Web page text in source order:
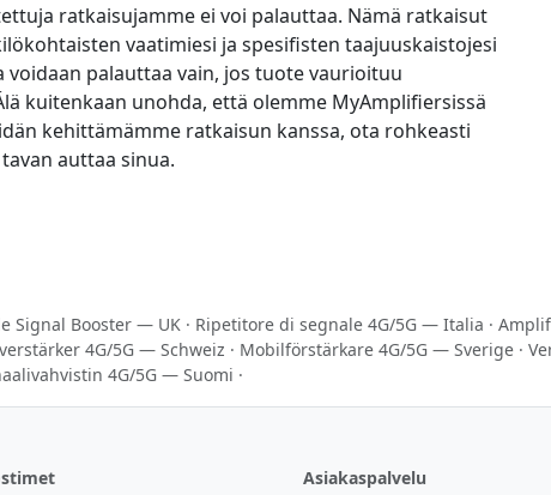
ratkaisujamme ei voi palauttaa. Nämä ratkaisut
vaatimiesi ja spesifisten taajuuskaistojesi
voidaan palauttaa vain, jos tuote vaurioituu
kuitenkaan unohda, että olemme MyAmplifiersissä
kehittämämme ratkaisun kanssa, ota rohkeasti
auttaa sinua.
Signal Booster — UK · Ripetitore di segnale 4G/5G — Italia ·
4G/5G — Schweiz · Mobilförstärkare 4G/5G — Sverige ·
4G/5G — Suomi ·
Asiakaspalvelu